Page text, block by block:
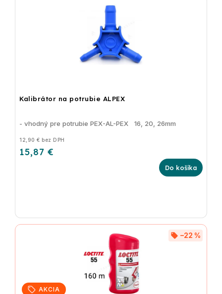
Kalibrátor na potrubie ALPEX
12,90 € bez DPH
15,87 €
Do košíka
- vhodný pre potrubie PEX-AL-PEX 16, 20, 26mm
AKCIA
–22 %